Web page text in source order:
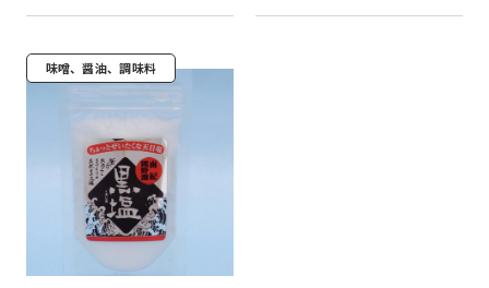
味噌、醤油、調味料